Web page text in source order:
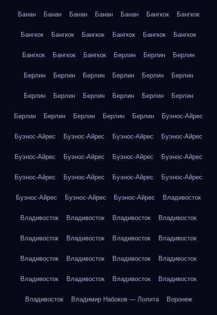
Банан Банан Банан Банан Банан Бангкок Бангкок
Бангкок Бангкок Бангкок Бангкок Бангкок Бангкок
Бангкок Бангкок Бангкок Берлин Берлин Берлин
Берлин Берлин Берлин Берлин Берлин Берлин
Берлин Берлин Берлин Берлин Берлин Берлин
Берлин Берлин Берлин Берлин Берлин Буэнос-Айрес
Буэнос-Айрес Буэнос-Айрес Буэнос-Айрес Буэнос-Айрес
Буэнос-Айрес Буэнос-Айрес Буэнос-Айрес Буэнос-Айрес
Буэнос-Айрес Буэнос-Айрес Буэнос-Айрес Буэнос-Айрес
Буэнос-Айрес Буэнос-Айрес Буэнос-Айрес Владивосток
Владивосток Владивосток Владивосток Владивосток
Владивосток Владивосток Владивосток Владивосток
Владивосток Владивосток Владивосток Владивосток
Владивосток Владивосток Владивосток Владивосток
Владивосток Владимир Набоков — Лолита Воронеж